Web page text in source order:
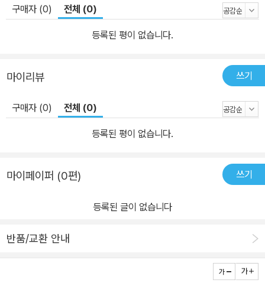
구매자 (0) 전체 (0)
등록된 평이 없습니다.
마이리뷰 쓰기
구매자 (0) 전체 (0)
등록된 평이 없습니다.
마이페이퍼 (0편) 쓰기
등록된 글이 없습니다
반품/교환 안내